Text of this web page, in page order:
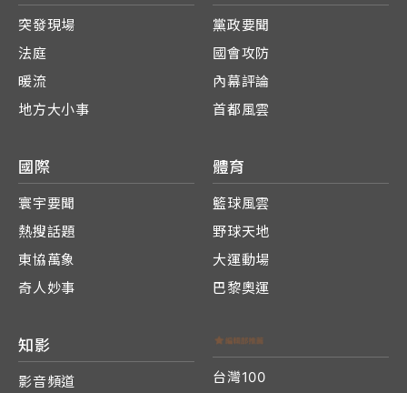
突發現場
法庭
暖流
地方大小事
黨政要聞
國會攻防
內幕評論
首都風雲
國際
寰宇要聞
熱搜話題
東協萬象
奇人妙事
體育
籃球風雲
野球天地
大運動場
巴黎奧運
知影
影音頻道
台灣100